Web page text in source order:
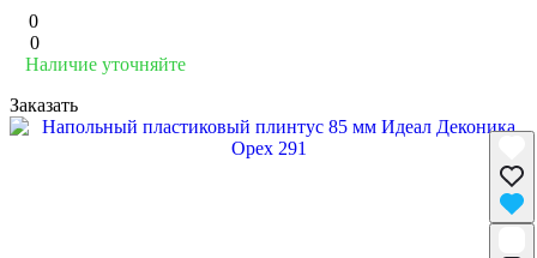
0
0
Наличие уточняйте
Заказать